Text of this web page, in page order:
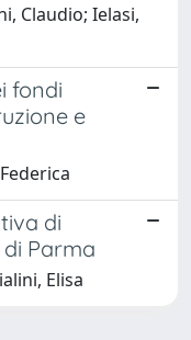
Claudio; Ielasi,
fondi
e
di
Parma
Elisa